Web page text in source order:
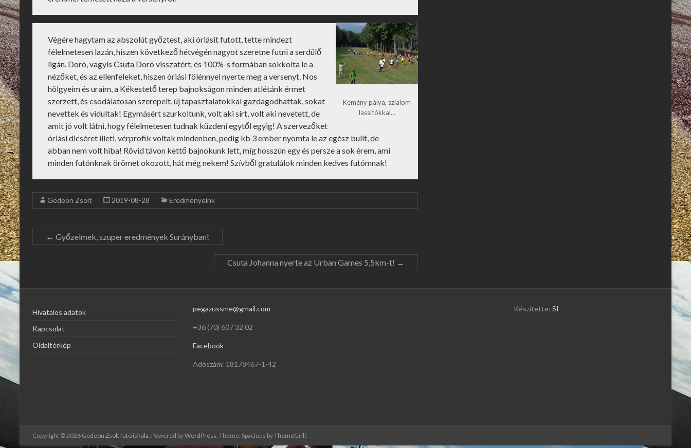
Kemény pálya, szlalom
lassítókkal…
Végére hagytam az abszolút győztest, aki óriásit futott, tette mindezt
félelmetesen lazán, hiszen következő hétvégén nagyot szeretne futni a serdülő
ligán. Doró, vagyis Csuta Doró visszatért, és 100%-s formában sokkolta le a
nézőket, és az ellenfeleket, hiszen óriási fölénnyel nyerte meg a versenyt. Nos
hölgyeim és uraim, a Kékestető terep bajnokságon minden atlétánk érmet
szerzett, és csodálatosan szerepelt, új tapasztalatokkal gazdagodhattak, sokat
nevettek és vidultak! Egymásért szurkoltunk, volt aki sírt, volt aki nevetett, de
amit jó volt látni, hogy félelmetesen tudnak küzdeni egytől egyig! A szervezőket
óriási dicséret illeti, vérprofik voltak mindenben, pedig kb 3 ember nyomta le az egész bulit, de
abban nem volt hiba! Rövid távon kettő bajnokunk lett, míg hosszún egy és persze a sok érem, ami
minden futónknak örömet okozott, hát még nekem! Szívből gratulálok minden kedves futómnak!
Gedeon Zsolt 2019-08-28 Eredményeink
← Győzelmek, szuper eredmények Surányban!
Csuta Johanna nyerte az Urban Games 5,5km-t! →
Hivatalos adatok
Kapcsolat
Oldaltérkép
pegazussme@gmail.com
+36 (70) 607 32 02
Facebook
Adószám: 18178467-1-42
Készítette: SI
Copyright © 2026 Gedeon Zsolt futó iskola. Powered byWordPress. Theme: Spacious byThemeGrill.